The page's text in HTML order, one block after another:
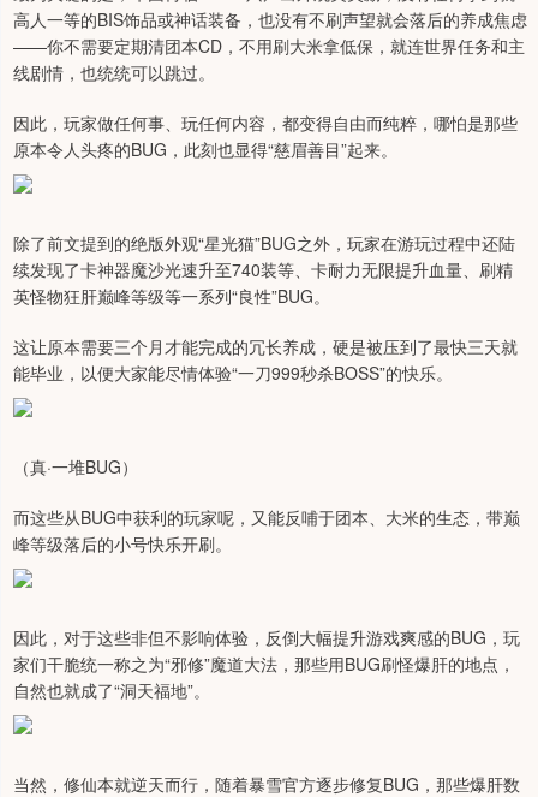
高人一等的BIS饰品或神话装备，也没有不刷声望就会落后的养成焦虑
——你不需要定期清团本CD，不用刷大米拿低保，就连世界任务和主
线剧情，也统统可以跳过。
因此，玩家做任何事、玩任何内容，都变得自由而纯粹，哪怕是那些
原本令人头疼的BUG，此刻也显得“慈眉善目”起来。
除了前文提到的绝版外观“星光猫”BUG之外，玩家在游玩过程中还陆
续发现了卡神器魔沙光速升至740装等、卡耐力无限提升血量、刷精
英怪物狂肝巅峰等级等一系列“良性”BUG。
这让原本需要三个月才能完成的冗长养成，硬是被压到了最快三天就
能毕业，以便大家能尽情体验“一刀999秒杀BOSS”的快乐。
（真·一堆BUG）
而这些从BUG中获利的玩家呢，又能反哺于团本、大米的生态，带巅
峰等级落后的小号快乐开刷。
因此，对于这些非但不影响体验，反倒大幅提升游戏爽感的BUG，玩
家们干脆统一称之为“邪修”魔道大法，那些用BUG刷怪爆肝的地点，
自然也就成了“洞天福地”。
当然，修仙本就逆天而行，随着暴雪官方逐步修复BUG，那些爆肝数